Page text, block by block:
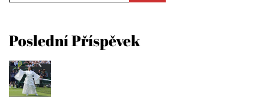
Poslední Příspěvek